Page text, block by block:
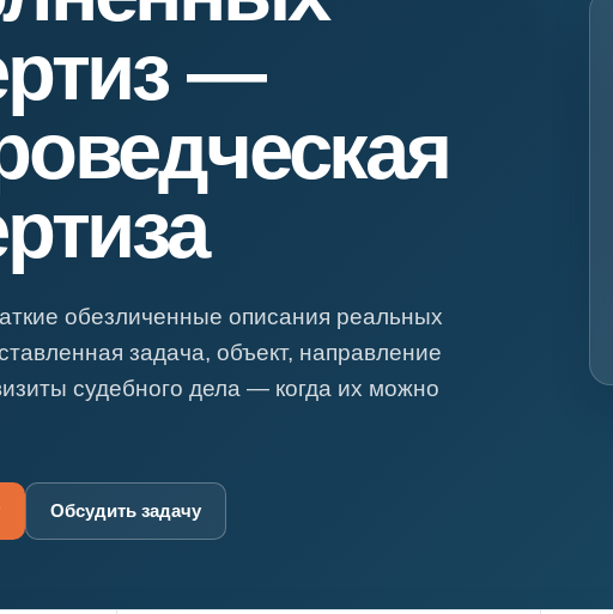
Психиатрическая экспертиза
Фоноскопическая экспертиза
Экономическая экспертиза
—
обезличенные описания реальных
задача, объект, направление
судебного дела — когда их можно
Обсудить задачу